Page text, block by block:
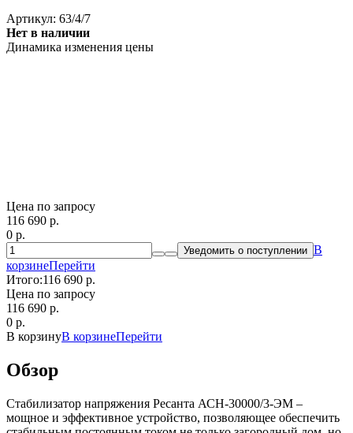
Артикул: 63/4/7
Нет в наличии
Динамика изменения цены
Цена по запросу
116 690 p.
0 p.
Уведомить о поступлении В
корзинеПерейти
Итого:116 690 p.
Цена по запросу
116 690 p.
0 p.
В корзинуВ корзинеПерейти
Обзор
Стабилизатор напряжения Ресанта АСН-30000/3-ЭМ –
мощное и эффективное устройство, позволяющее обеспечить